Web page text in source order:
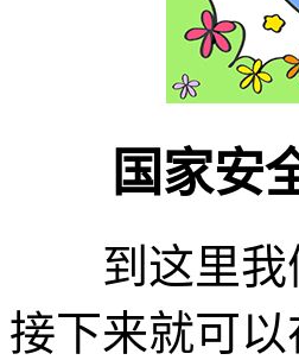
国家安全
到这里我们
接下来就可